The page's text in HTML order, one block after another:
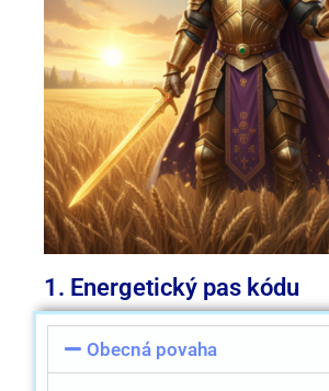
1. Energetický pas kódu
Obecná povaha